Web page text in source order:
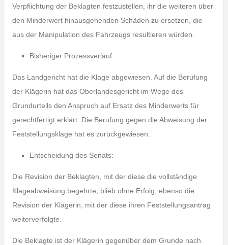
Verpflichtung der Beklagten festzustellen, ihr die weiteren über
den Minderwert hinausgehenden Schäden zu ersetzen, die
aus der Manipulation des Fahrzeugs resultieren würden.
Bisheriger Prozessverlauf
Das Landgericht hat die Klage abgewiesen. Auf die Berufung
der Klägerin hat das Oberlandesgericht im Wege des
Grundurteils den Anspruch auf Ersatz des Minderwerts für
gerechtfertigt erklärt. Die Berufung gegen die Abweisung der
Feststellungsklage hat es zurückgewiesen.
Entscheidung des Senats:
Die Revision der Beklagten, mit der diese die vollständige
Klageabweisung begehrte, blieb ohne Erfolg, ebenso die
Revision der Klägerin, mit der diese ihren Feststellungsantrag
weiterverfolgte.
Die Beklagte ist der Klägerin gegenüber dem Grunde nach